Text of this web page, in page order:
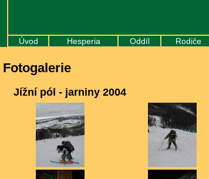
Úvod Hesperia Oddíl Rodiče
Fotogalerie
Jížní pól - jarniny 2004